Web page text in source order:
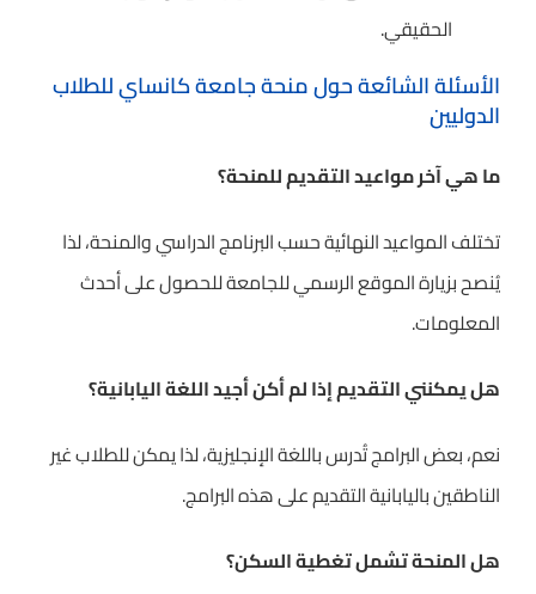
الحقيقي.
الأسئلة الشائعة حول منحة جامعة كانساي للطلاب
الدوليين
ما هي آخر مواعيد التقديم للمنحة؟
تختلف المواعيد النهائية حسب البرنامج الدراسي والمنحة، لذا
يُنصح بزيارة الموقع الرسمي للجامعة للحصول على أحدث
المعلومات.
هل يمكنني التقديم إذا لم أكن أجيد اللغة اليابانية؟
نعم، بعض البرامج تُدرس باللغة الإنجليزية، لذا يمكن للطلاب غير
الناطقين باليابانية التقديم على هذه البرامج.
هل المنحة تشمل تغطية السكن؟